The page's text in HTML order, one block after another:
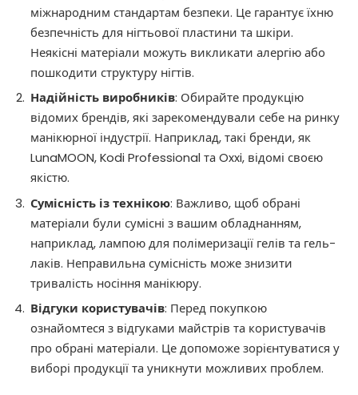
міжнародним стандартам безпеки. Це гарантує їхню
безпечність для нігтьової пластини та шкіри.
Неякісні матеріали можуть викликати алергію або
пошкодити структуру нігтів.
Надійність виробників: Обирайте продукцію
відомих брендів, які зарекомендували себе на ринку
манікюрної індустрії. Наприклад, такі бренди, як
LunaMOON, Kodi Professional та Oxxi, відомі своєю
якістю.​
Сумісність із технікою: Важливо, щоб обрані
матеріали були сумісні з вашим обладнанням,
наприклад, лампою для полімеризації гелів та гель-
лаків. Неправильна сумісність може знизити
тривалість носіння манікюру.​
Відгуки користувачів: Перед покупкою
ознайомтеся з відгуками майстрів та користувачів
про обрані матеріали. Це допоможе зорієнтуватися у
виборі продукції та уникнути можливих проблем.